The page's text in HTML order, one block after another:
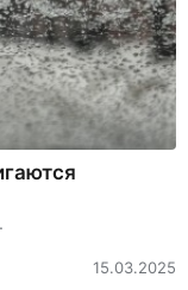
15.03.2025